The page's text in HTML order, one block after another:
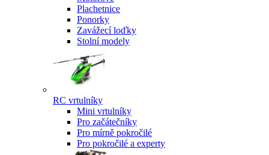
Plachetnice
Ponorky
Zavážecí loďky
Stolní modely
RC vrtulníky
Mini vrtulníky
Pro začátečníky
Pro mírně pokročilé
Pro pokročilé a experty